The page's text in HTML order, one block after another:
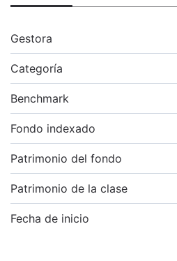
Gestora
Categoría
Benchmark
Fondo indexado
Patrimonio del fondo
Patrimonio de la clase
Fecha de inicio